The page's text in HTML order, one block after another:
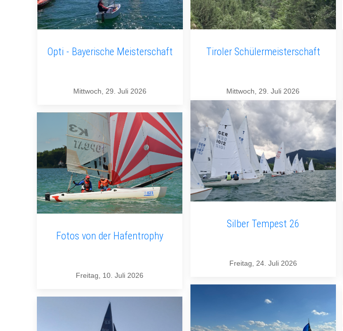
Opti - Bayerische Meisterschaft
Mittwoch, 29. Juli 2026
Tiroler Schülermeisterschaft
Mittwoch, 29. Juli 2026
Silber Tempest 26
Freitag, 24. Juli 2026
Fotos von der Hafentrophy
Freitag, 10. Juli 2026